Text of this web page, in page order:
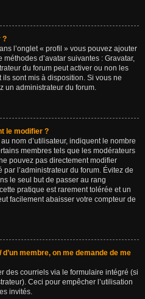
?
l’onglet « profil » vous pouvez ajouter
d’avatar suivantes : Gravatar,
du forum peut activer ou non les
sont mis à disposition. Si vous ne
un administrateur du forum.
le modifier ?
nom d’utilisateur, indiquent le nombre
membres tels que les modérateurs
pouvez pas directement modifier
par l’administrateur du forum. Évitez de
le seul but de passer au rang
pratique est rarement tolérée et un
facilement abaisser votre compteur de
d’un membre, on me demande de me
des courriels via le formulaire intégré (si
Ceci pour empêcher l’utilisation
invités.